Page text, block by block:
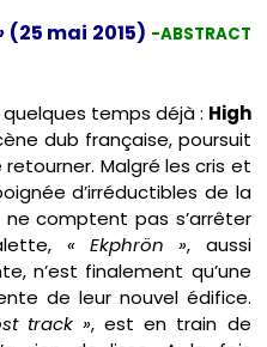
(25 mai 2015) -ABSTRACT
temps déjà : High
dub française, poursuit
Malgré les cris et
d’irréductibles de la
ne comptent pas s’arrêter
« Ekphrön », aussi
n’est finalement qu’une
de leur nouvel édifice.
track », est en train de